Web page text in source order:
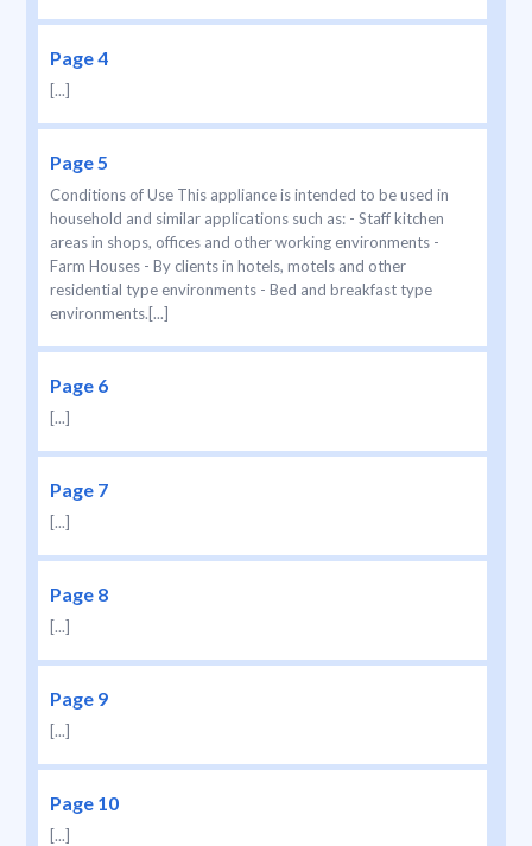
Page 4
[...]
Page 5
Conditions of Use This appliance is intended to be used in
household and similar applications such as: - Staff kitchen
areas in shops, offices and other working environments -
Farm Houses - By clients in hotels, motels and other
residential type environments - Bed and breakfast type
environments.[...]
Page 6
[...]
Page 7
[...]
Page 8
[...]
Page 9
[...]
Page 10
[...]